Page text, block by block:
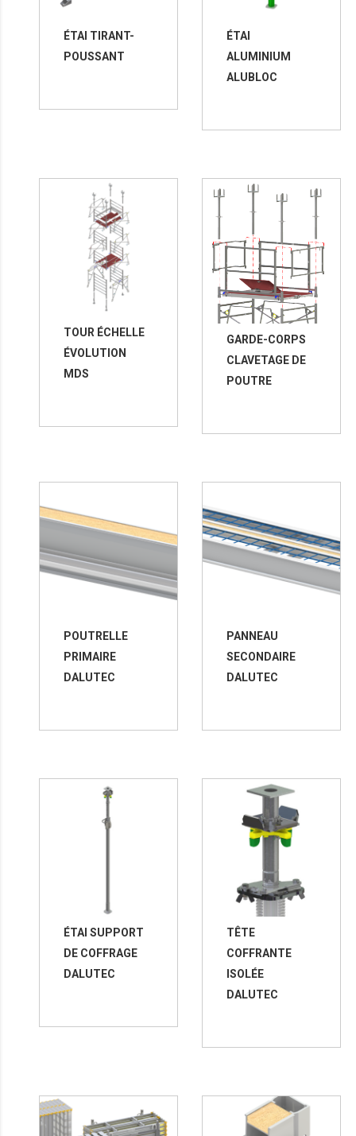
ÉTAI TIRANT-
POUSSANT
ÉTAI
ALUMINIUM
ALUBLOC
TOUR ÉCHELLE
ÉVOLUTION
MDS
GARDE-CORPS
CLAVETAGE DE
POUTRE
POUTRELLE
PRIMAIRE
DALUTEC
PANNEAU
SECONDAIRE
DALUTEC
ÉTAI SUPPORT
DE COFFRAGE
DALUTEC
TÊTE
COFFRANTE
ISOLÉE
DALUTEC